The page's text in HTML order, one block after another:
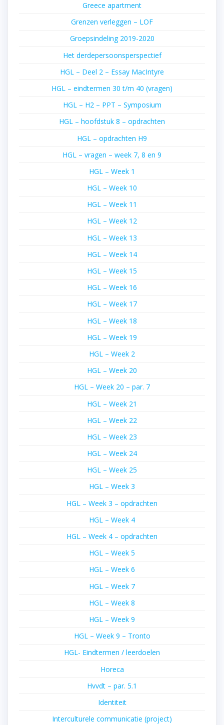
Greece apartment
Grenzen verleggen – LOF
Groepsindeling 2019-2020
Het derdepersoonsperspectief
HGL – Deel 2 – Essay MacIntyre
HGL – eindtermen 30 t/m 40 (vragen)
HGL – H2 – PPT – Symposium
HGL – hoofdstuk 8 – opdrachten
HGL – opdrachten H9
HGL – vragen – week 7, 8 en 9
HGL – Week 1
HGL – Week 10
HGL – Week 11
HGL – Week 12
HGL – Week 13
HGL – Week 14
HGL – Week 15
HGL – Week 16
HGL – Week 17
HGL – Week 18
HGL – Week 19
HGL – Week 2
HGL – Week 20
HGL – Week 20 – par. 7
HGL – Week 21
HGL – Week 22
HGL – Week 23
HGL – Week 24
HGL – Week 25
HGL – Week 3
HGL – Week 3 – opdrachten
HGL – Week 4
HGL – Week 4 – opdrachten
HGL – Week 5
HGL – Week 6
HGL – Week 7
HGL – Week 8
HGL – Week 9
HGL – Week 9 – Tronto
HGL- Eindtermen / leerdoelen
Horeca
Hvvdt – par. 5.1
Identiteit
Interculturele communicatie (project)